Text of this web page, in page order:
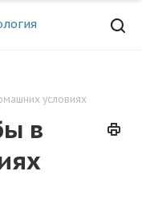
условиях
в